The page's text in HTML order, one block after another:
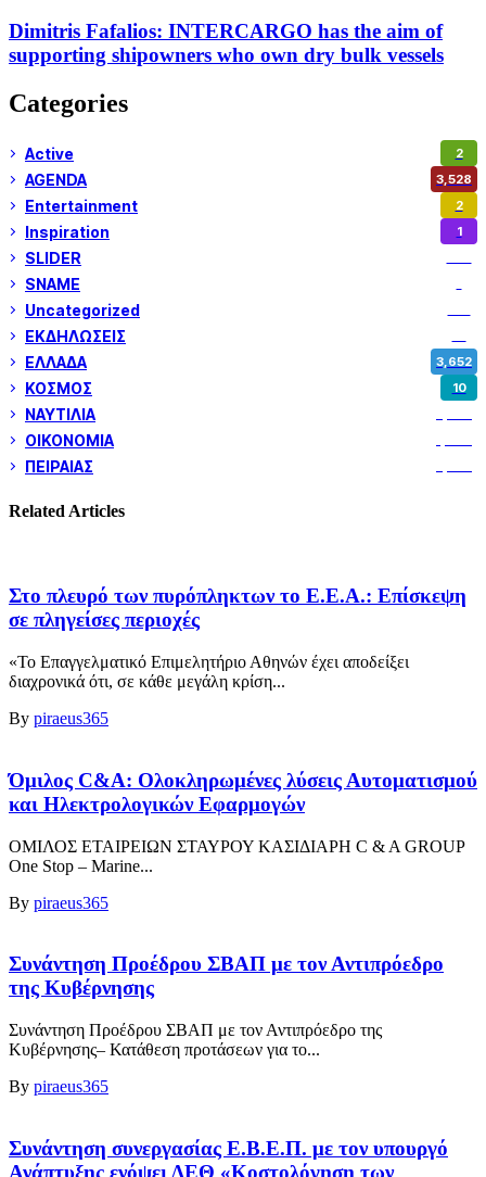
Dimitris Fafalios: INTERCARGO has the aim of
supporting shipowners who own dry bulk vessels
Categories
Active 2
AGENDA 3,528
Entertainment 2
Inspiration 1
SLIDER
SNAME
Uncategorized
ΕΚΔΗΛΩΣΕΙΣ
ΕΛΛΑΔΑ 3,652
ΚΟΣΜΟΣ 10
ΝΑΥΤΙΛΙΑ
ΟΙΚΟΝΟΜΙΑ
ΠΕΙΡΑΙΑΣ
Related Articles
Στο πλευρό των πυρόπληκτων το Ε.Ε.Α.: Επίσκεψη
σε πληγείσες περιοχές
«Το Επαγγελματικό Επιμελητήριο Αθηνών έχει αποδείξει
διαχρονικά ότι, σε κάθε μεγάλη κρίση...
By piraeus365
Όμιλος C&A: Ολοκληρωμένες λύσεις Αυτοματισμού
και Ηλεκτρολογικών Εφαρμογών
ΟΜΙΛΟΣ ΕΤΑΙΡΕΙΩΝ ΣΤΑΥΡΟΥ ΚΑΣΙΔΙΑΡΗ C & A GROUP
One Stop – Marine...
By piraeus365
Συνάντηση Προέδρου ΣΒΑΠ με τον Αντιπρόεδρο
της Κυβέρνησης
Συνάντηση Προέδρου ΣΒΑΠ με τον Αντιπρόεδρο της
Κυβέρνησης– Κατάθεση προτάσεων για το...
By piraeus365
Συνάντηση συνεργασίας Ε.Β.Ε.Π. με τον υπουργό
Ανάπτυξης ενόψει ΔΕΘ «Κοστολόγηση των